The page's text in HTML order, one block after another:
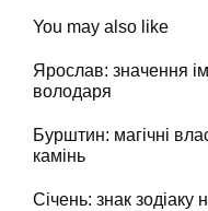
You may also like
Ярослав: значення
володаря
Бурштин: магічні
камінь
Січень: знак зодіаку